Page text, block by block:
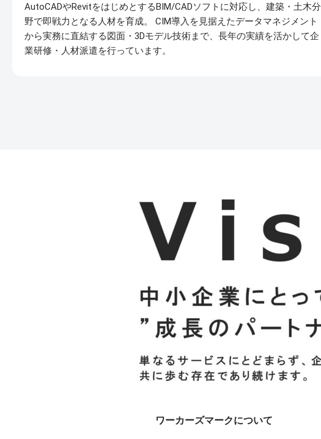
AutoCADやRevitをはじめとするBIM/CADソフトに対応し、建築・土木分
野で即戦力となる人材を育成。 CIM導入を見据えたデータマネジメント
から実務に直結する図面・3Dモデル技術まで、長年の実績を活かして企
業研修・人材派遣を行っています。
ワーカーズマークについて